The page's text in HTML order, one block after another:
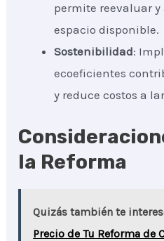
permite reevaluar
espacio disponible.
Sostenibilidad:
ecoeficientes
y reduce costos a
la Reforma
Quizás también te
Precio de Tu Reforma de